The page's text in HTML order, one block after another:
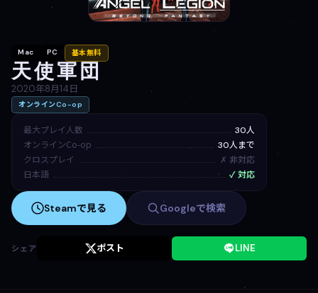
Mac PC 基本無料
天使軍団
2020年8月14日
オンラインCo-op
最大プレイ人数 30人
オンラインCo-op 30人まで
クロスプレイ ✗ 非対応
日本語 ✓ 対応
Steamで見る Googleで検索
シェア ポスト LINE